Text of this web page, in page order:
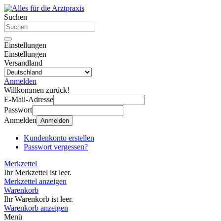
Suchen
Einstellungen
Einstellungen
Versandland
Anmelden
Willkommen zurück!
E-Mail-Adresse
Passwort
Anmelden Anmelden
Kundenkonto erstellen
Passwort vergessen?
Merkzettel
Ihr Merkzettel ist leer.
Merkzettel anzeigen
Warenkorb
Ihr Warenkorb ist leer.
Warenkorb anzeigen
Menü